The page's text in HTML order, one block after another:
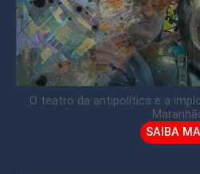
O teatro da antipolítica e a
SAIBA